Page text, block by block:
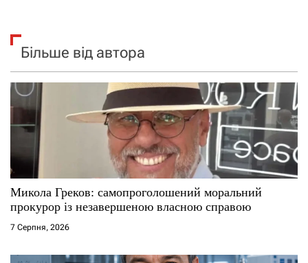
Більше від автора
Микола Греков: самопроголошений моральний
прокурор із незавершеною власною справою
7 Серпня, 2026